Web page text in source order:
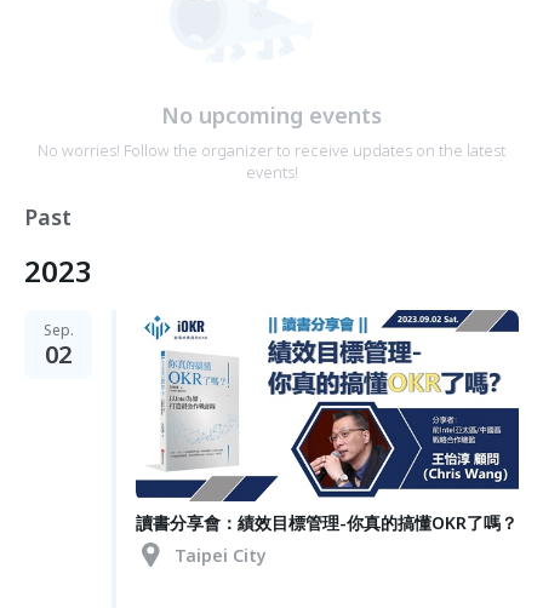
No upcoming events
No worries! Follow the organizer to receive updates on the latest
events!
Past
2023
Sep.
02
讀書分享會：績效目標管理-你真的搞懂OKR了嗎？
Taipei City